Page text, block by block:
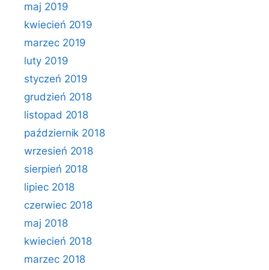
maj 2019
kwiecień 2019
marzec 2019
luty 2019
styczeń 2019
grudzień 2018
listopad 2018
październik 2018
wrzesień 2018
sierpień 2018
lipiec 2018
czerwiec 2018
maj 2018
kwiecień 2018
marzec 2018